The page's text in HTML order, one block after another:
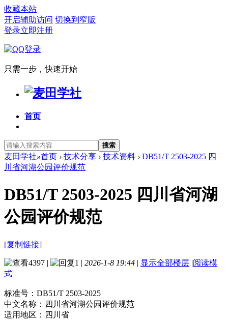
收藏本站
开启辅助访问 切换到窄版
登录立即注册
只需一步，快速开始
首页
搜索
麦田学社»首页 › 技术分享 › 技术资料 › DB51/T 2503-2025 四
川省河湖公园评价规范
DB51/T 2503-2025 四川省河湖
公园评价规范
[复制链接]
4397 | 1 | 2026-1-8 19:44 | 显示全部楼层 |阅读模
式
标准号： DB51/T 2503-2025
中文名称： 四川省河湖公园评价规范
适用地区： 四川省